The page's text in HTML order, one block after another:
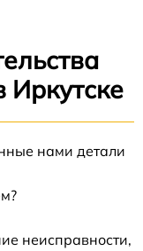
Иркутске
нами детали
неисправности,